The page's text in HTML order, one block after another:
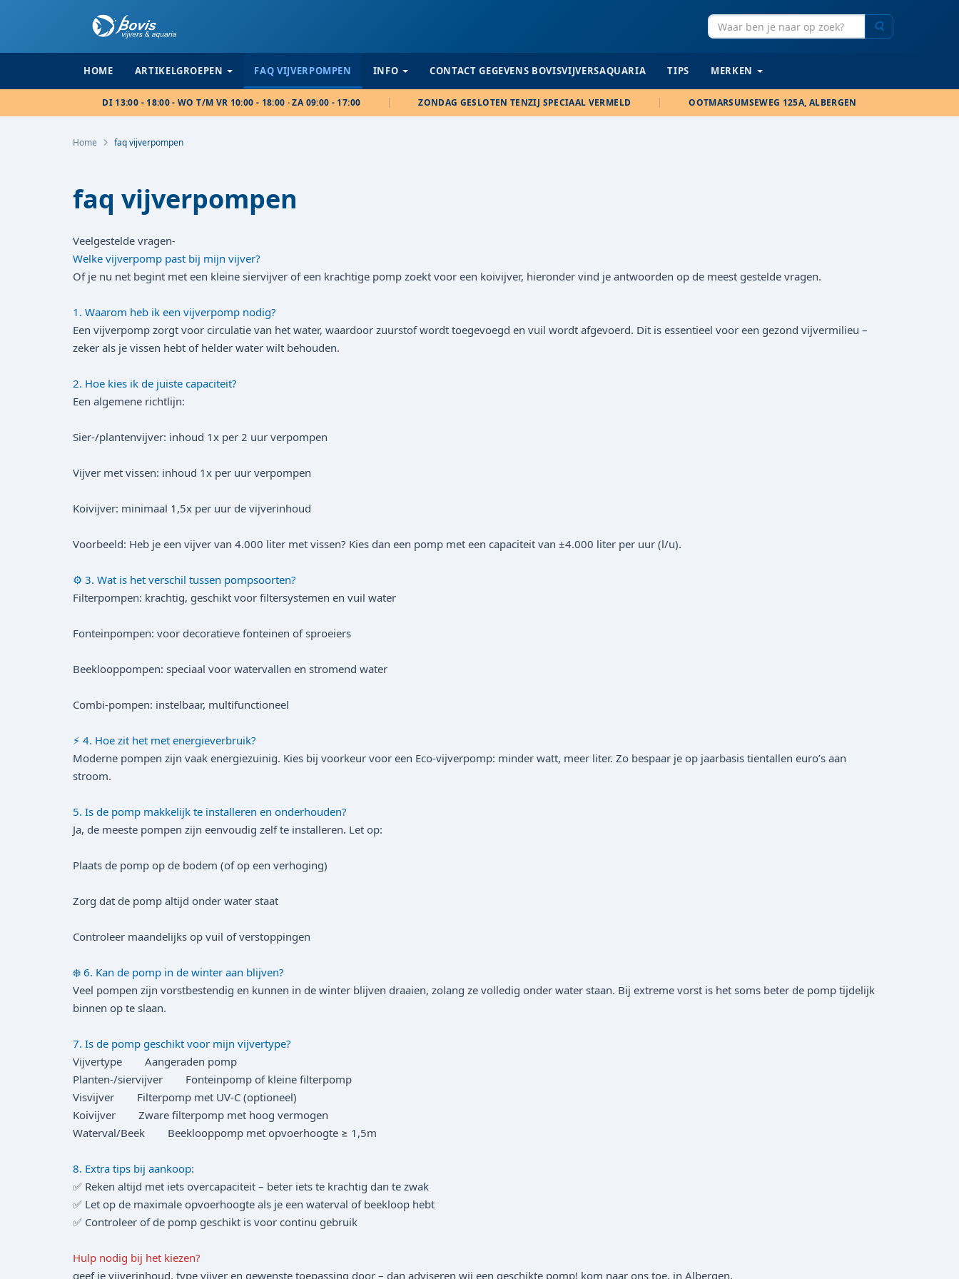
HOME ARTIKELGROEPEN FAQ VIJVERPOMPEN INFO CONTACT GEGEVENS BOVISVIJVERSAQUARIA TIPS MERKEN
DI 13:00 - 18:00 - WO T/M VR 10:00 - 18:00 · ZA 09:00 - 17:00 ZONDAG GESLOTEN TENZIJ SPECIAAL VERMELD OOTMARSUMSEWEG 125A, ALBERGEN
Home faq vijverpompen
faq vijverpompen
Veelgestelde vragen-
Welke vijverpomp past bij mijn vijver?
Of je nu net begint met een kleine siervijver of een krachtige pomp zoekt voor een koivijver, hieronder vind je antwoorden op de meest gestelde vragen.
1. Waarom heb ik een vijverpomp nodig?
Een vijverpomp zorgt voor circulatie van het water, waardoor zuurstof wordt toegevoegd en vuil wordt afgevoerd. Dit is essentieel voor een gezond vijvermilieu –
zeker als je vissen hebt of helder water wilt behouden.
2. Hoe kies ik de juiste capaciteit?
Een algemene richtlijn:
Sier-/planten­vijver: inhoud 1x per 2 uur verpompen
Vijver met vissen: inhoud 1x per uur verpompen
Koivijver: minimaal 1,5x per uur de vijverinhoud
Voorbeeld: Heb je een vijver van 4.000 liter met vissen? Kies dan een pomp met een capaciteit van ±4.000 liter per uur (l/u).
⚙️ 3. Wat is het verschil tussen pompsoorten?
Filterpompen: krachtig, geschikt voor filtersystemen en vuil water
Fonteinpompen: voor decoratieve fonteinen of sproeiers
Beeklooppompen: speciaal voor watervallen en stromend water
Combi-pompen: instelbaar, multifunctioneel
⚡ 4. Hoe zit het met energieverbruik?
Moderne pompen zijn vaak energiezuinig. Kies bij voorkeur voor een Eco-vijverpomp: minder watt, meer liter. Zo bespaar je op jaarbasis tientallen euro’s aan
stroom.
5. Is de pomp makkelijk te installeren en onderhouden?
Ja, de meeste pompen zijn eenvoudig zelf te installeren. Let op:
Plaats de pomp op de bodem (of op een verhoging)
Zorg dat de pomp altijd onder water staat
Controleer maandelijks op vuil of verstoppingen
❄️ 6. Kan de pomp in de winter aan blijven?
Veel pompen zijn vorstbestendig en kunnen in de winter blijven draaien, zolang ze volledig onder water staan. Bij extreme vorst is het soms beter de pomp tijdelijk
binnen op te slaan.
7. Is de pomp geschikt voor mijn vijvertype?
Vijvertype Aangeraden pomp
Planten-/sier­vijver Fonteinpomp of kleine filterpomp
Visvijver Filterpomp met UV-C (optioneel)
Koivijver Zware filterpomp met hoog vermogen
Waterval/Beek Beeklooppomp met opvoerhoogte ≥ 1,5m
8. Extra tips bij aankoop:
✅ Reken altijd met iets overcapaciteit – beter iets te krachtig dan te zwak
✅ Let op de maximale opvoerhoogte als je een waterval of beekloop hebt
✅ Controleer of de pomp geschikt is voor continu gebruik
Hulp nodig bij het kiezen?
geef je vijverinhoud, type vijver en gewenste toepassing door – dan adviseren wij een geschikte pomp! kom naar ons toe, in Albergen.